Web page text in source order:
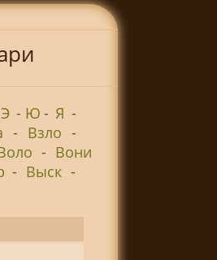
Э - Ю - Я -
- Взло -
- Вони
- Выск -